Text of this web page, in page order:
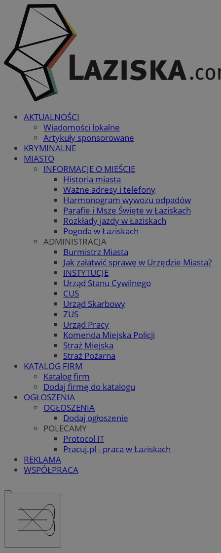
AKTUALNOŚCI
Wiadomości lokalne
Artykuły sponsorowane
KRYMINALNE
MIASTO
INFORMACJE O MIEŚCIE
Historia miasta
Ważne adresy i telefony
Harmonogram wywozu odpadów
Parafie i Msze Święte w Łaziskach
Rozkłady jazdy w Łaziskach
Pogoda w Łaziskach
ADMINISTRACJA
Burmistrz Miasta
Jak załatwić sprawę w Urzędzie Miasta?
INSTYTUCJE
Urząd Stanu Cywilnego
CUS
Urząd Skarbowy
ZUS
Urząd Pracy
Komenda Miejska Policji
Straż Miejska
Straż Pożarna
KATALOG FIRM
Katalog firm
Dodaj firmę do katalogu
OGŁOSZENIA
OGŁOSZENIA
Dodaj ogłoszenie
POLECAMY
Protocol IT
Pracuj.pl - praca w Łaziskach
REKLAMA
WSPÓŁPRACA